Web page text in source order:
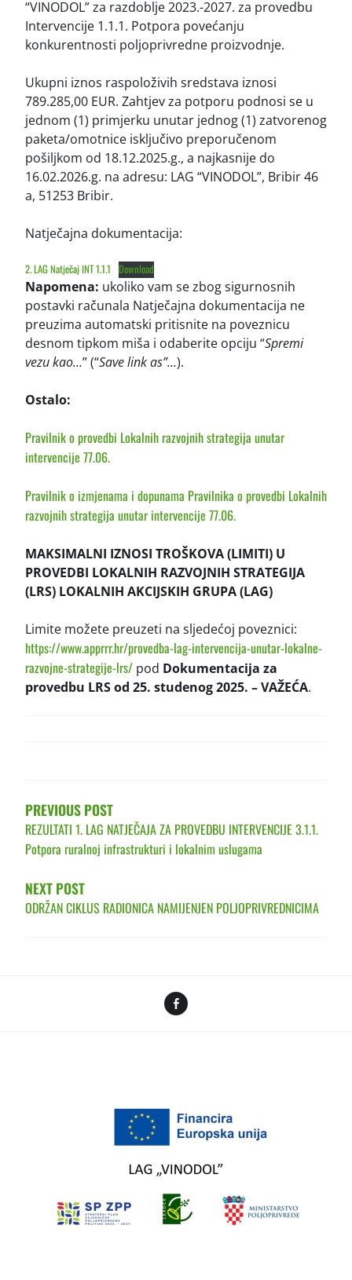
“VINODOL” za razdoblje 2023.-2027. za provedbu
Intervencije 1.1.1. Potpora povećanju
konkurentnosti poljoprivredne proizvodnje.
Ukupni iznos raspoloživih sredstava iznosi
789.285,00 EUR. Zahtjev za potporu podnosi se u
jednom (1) primjerku unutar jednog (1) zatvorenog
paketa/omotnice isključivo preporučenom
pošiljkom od 18.12.2025.g., a najkasnije do
16.02.2026.g. na adresu: LAG “VINODOL”, Bribir 46
a, 51253 Bribir.
Natječajna dokumentacija:
2. LAG Natječaj INT 1.1.1 Download
Napomena: ukoliko vam se zbog sigurnosnih
postavki računala Natječajna dokumentacija ne
preuzima automatski pritisnite na poveznicu
desnom tipkom miša i odaberite opciju “Spremi
vezu kao…” (“Save link as”…).
Ostalo:
Pravilnik o provedbi Lokalnih razvojnih strategija unutar
intervencije 77.06.
Pravilnik o izmjenama i dopunama Pravilnika o provedbi Lokalnih
razvojnih strategija unutar intervencije 77.06.
MAKSIMALNI IZNOSI TROŠKOVA (LIMITI) U
PROVEDBI LOKALNIH RAZVOJNIH STRATEGIJA
(LRS) LOKALNIH AKCIJSKIH GRUPA (LAG)
Limite možete preuzeti na sljedećoj poveznici:
https://www.apprrr.hr/provedba-lag-intervencija-unutar-lokalne-
razvojne-strategije-lrs/ pod Dokumentacija za
provedbu LRS od 25. studenog 2025. – VAŽEĆA.
PREVIOUS POST
REZULTATI 1. LAG NATJEČAJA ZA PROVEDBU INTERVENCIJE 3.1.1.
Potpora ruralnoj infrastrukturi i lokalnim uslugama
NEXT POST
ODRŽAN CIKLUS RADIONICA NAMIJENJEN POLJOPRIVREDNICIMA